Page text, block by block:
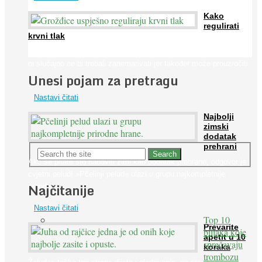
Kako
regulirati
krvni tlak
...
Nastavi čitati
Najbolji
zimski
dodatak
prehrani
Ako se pitate što nabaviti zimi kao dodatak prehrane, odgovor je:
prirodne ...
Nastavi čitati
Prevarite
apetit u 10
koraka
Unesi pojam za pretragu
Najčitanije
Top 10
biljaka koje
sprečavaju
trombozu